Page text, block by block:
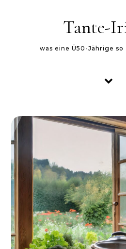
Tante-
was eine Ü50-Jährige